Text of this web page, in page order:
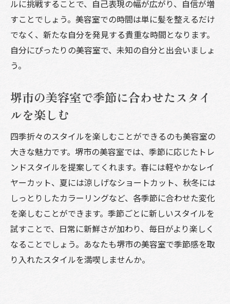
ルに挑戦することで、自己表現の幅が広がり、自信が増
すことでしょう。美容室での時間は単に髪を整えるだけ
でなく、新たな自分を発見する貴重な時間となります。
自分にぴったりの美容室で、未知の自分と出会いましょ
う。
堺市の美容室で季節に合わせたスタイ
ルを楽しむ
四季折々のスタイルを楽しむことができるのも美容室の
大きな魅力です。堺市の美容室では、季節に応じたトレ
ンドスタイルを提案してくれます。春には軽やかなレイ
ヤーカット、夏には涼しげなショートカット、秋冬には
しっとりしたカラーリングなど、各季節に合わせた変化
を楽しむことができます。季節ごとに新しいスタイルを
試すことで、日常に新鮮さが加わり、毎日がより楽しく
なることでしょう。あなたも堺市の美容室で季節感を取
り入れたスタイルを満喫しませんか。